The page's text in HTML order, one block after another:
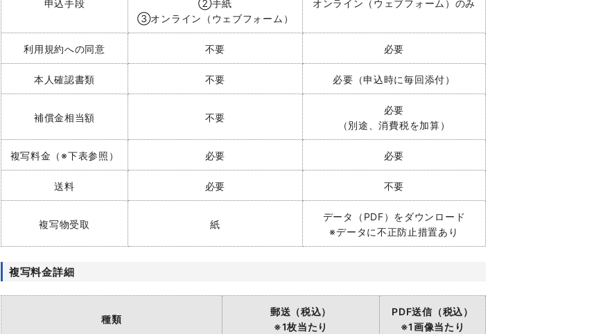
申込手段
②手紙
③オンライン（ウェブフォーム）
オンライン（ウェブフォーム）のみ
利用規約への同意 不要 必要
本人確認書類 不要 必要（申込時に毎回添付）
補償金相当額 不要
必要
（別途、消費税を加算）
複写料金（※下表参照） 必要 必要
送料 必要 不要
複写物受取 紙
データ（PDF）をダウンロード
※データに不正防止措置あり
複写料金詳細
種類
郵送（税込）
※1枚当たり
PDF送信（税込）
※1画像当たり